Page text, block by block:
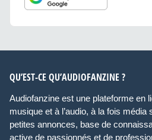
QU’EST-CE QU’AUDIOFANZINE ?
Audiofanzine est une plateforme en
musique et à l’audio, à la fois média
petites annonces, base de
active de passionnés et de